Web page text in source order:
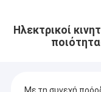
Ηλεκτρικοί